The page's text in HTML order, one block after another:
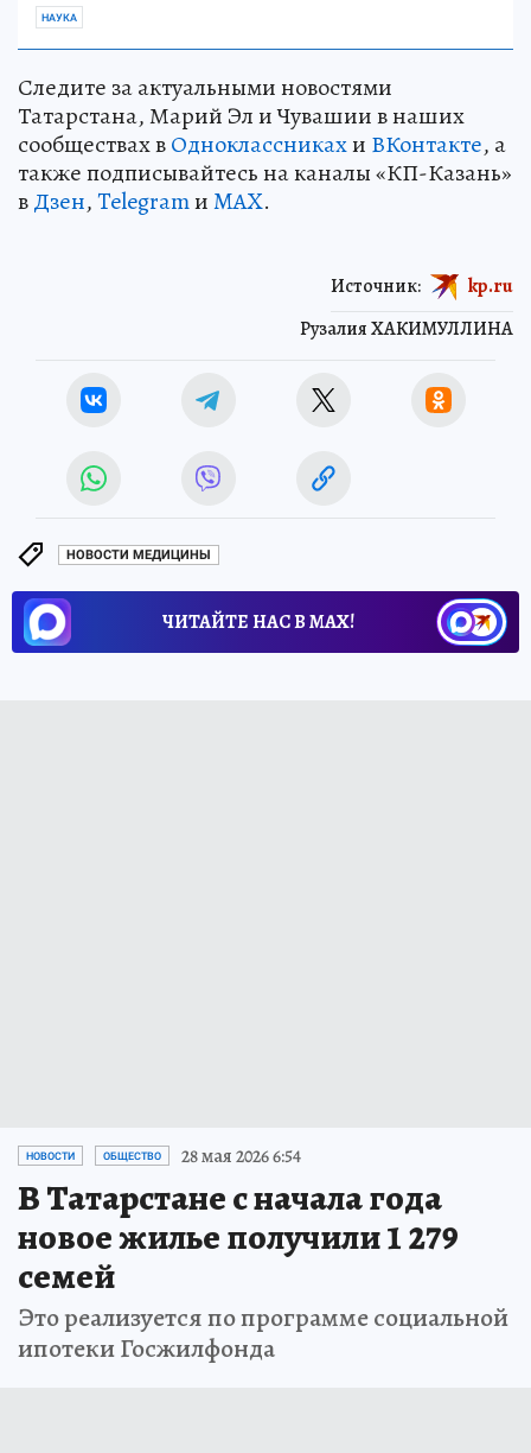
НАУКА
Следите за актуальными новостями
Татарстана, Марий Эл и Чувашии в наших
сообществах вОдноклассникахи ВКонтакте, а
также подписывайтесь на каналы «КП-Казань»
вДзен,TelegramиMAX.
Рузалия ХАКИМУЛЛИНА
Источник: kp.ru
НОВОСТИ МЕДИЦИНЫ
ЧИТАЙТЕ НАС В МАХ!
НОВОСТИ ОБЩЕСТВО 28 мая 2026 6:54
В Татарстане с начала года
новое жилье получили 1 279
семей
Это реализуется по программе социальной
ипотеки Госжилфонда